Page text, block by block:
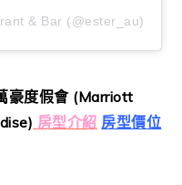
& Bar (@ester_au)
豪度假會 (Marriott
房型介紹 房型價位